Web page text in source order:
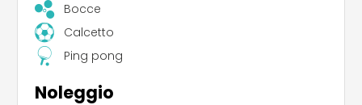
Bocce
Calcetto
Ping pong
Noleggio